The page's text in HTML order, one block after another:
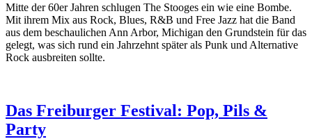
Mitte der 60er Jahren schlugen The Stooges ein wie eine Bombe.
Mit ihrem Mix aus Rock, Blues, R&B und Free Jazz hat die Band
aus dem beschaulichen Ann Arbor, Michigan den Grundstein für das
gelegt, was sich rund ein Jahrzehnt später als Punk und Alternative
Rock ausbreiten sollte.
Das Freiburger Festival: Pop, Pils &
Party